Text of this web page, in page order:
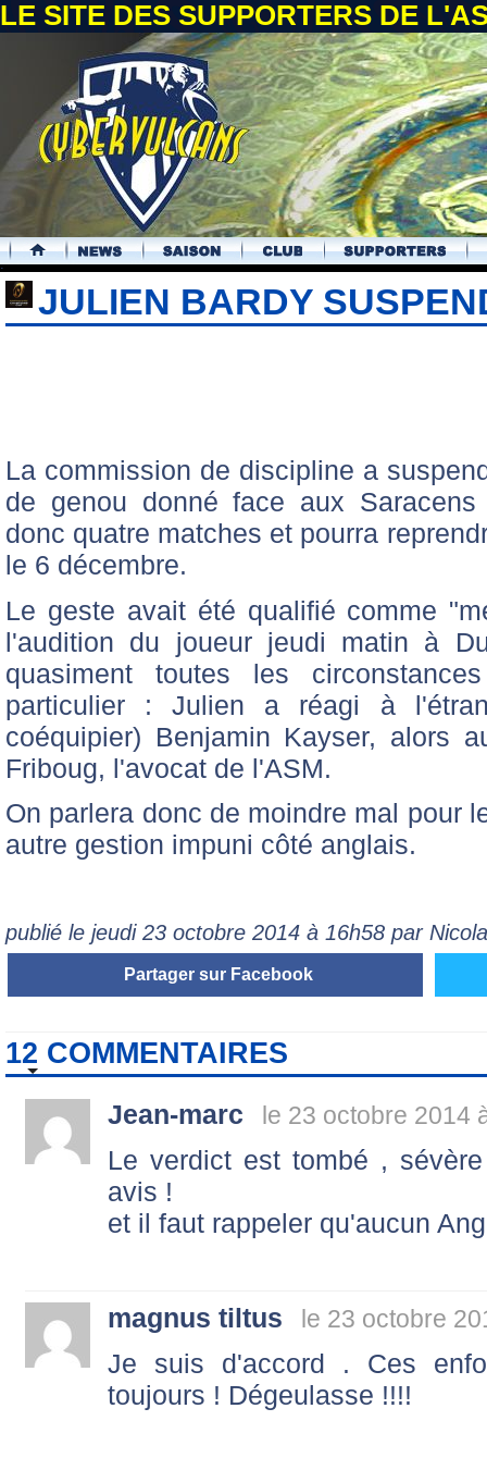
LE SITE DES SUPPORTERS DE
.
JULIEN BARDY
La commission de discipline a
de genou donné face aux
donc quatre matches et pourra
le 6 décembre.
Le geste avait été qualifié comme
l'audition du joueur jeudi matin à
quasiment toutes les
particulier : Julien a réagi à
coéquipier) Benjamin Kayser, alors
Friboug, l'avocat de l'ASM.
On parlera donc de moindre mal pour
autre gestion impuni côté anglais.
publié le jeudi 23 octobre 2014 à 16h58 par
Partager sur Facebook
12 COMMENTAIRES
Jean-marc le 23 octobre 2014
Le verdict est tombé ,
avis !
et il faut rappeler qu'aucun
magnus tiltus le 23 octobre
Je suis d'accord . Ces
toujours ! Dégeulasse !!!!